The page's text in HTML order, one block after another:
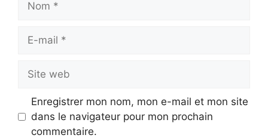
mail
web
Enregistrer mon nom, mon e-mail et mon site
dans le navigateur pour mon prochain
commentaire.